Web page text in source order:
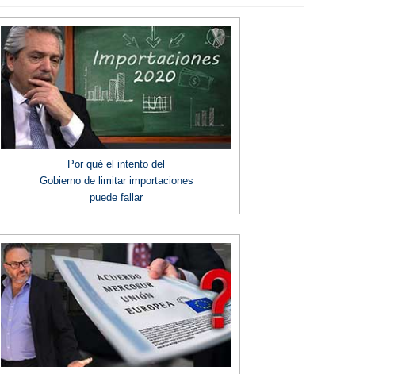
Por qué el intento del
Gobierno de limitar importaciones
puede fallar